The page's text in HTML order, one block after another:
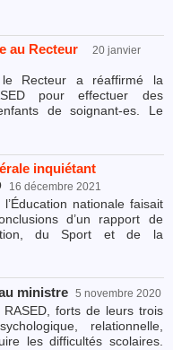
au Recteur
20 janvier
Recteur a réaffirmé la
pour effectuer des
de soignant-es. Le
inquiétant
16 décembre 2021
nationale faisait
d’un rapport de
du Sport et de la
ministre 5 novembre 2020
forts de leurs trois
relationnelle,
les difficultés scolaires.